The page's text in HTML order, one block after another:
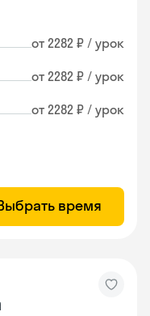
от 2282 ₽ / урок
от 2282 ₽ / урок
от 2282 ₽ / урок
время